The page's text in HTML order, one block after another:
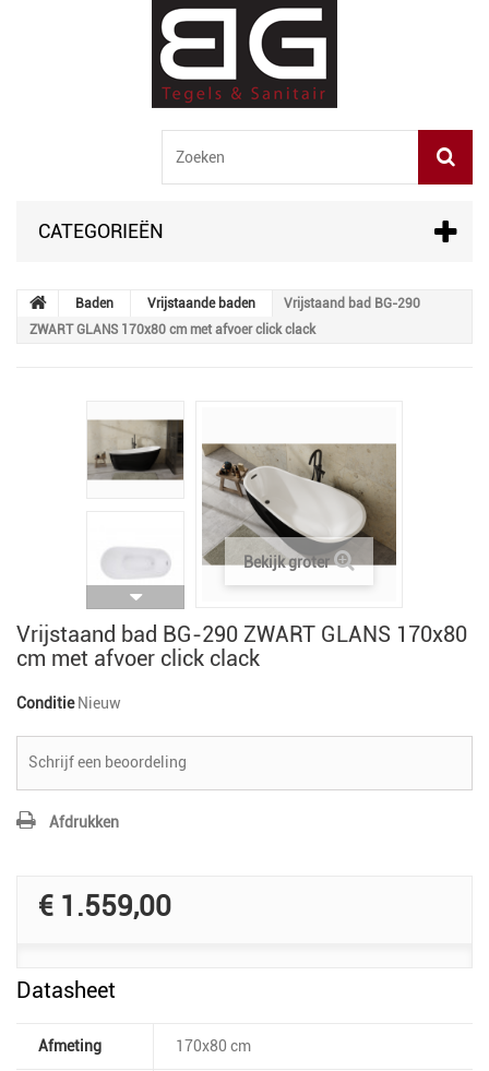
CATEGORIEËN
Baden Vrijstaande baden
Vrijstaand bad BG-290
ZWART GLANS 170x80 cm met afvoer click clack
Bekijk groter
Vrijstaand bad BG-290 ZWART GLANS 170x80
cm met afvoer click clack
Conditie Nieuw
Schrijf een beoordeling
Afdrukken
€ 1.559,00
Datasheet
Afmeting 170x80 cm